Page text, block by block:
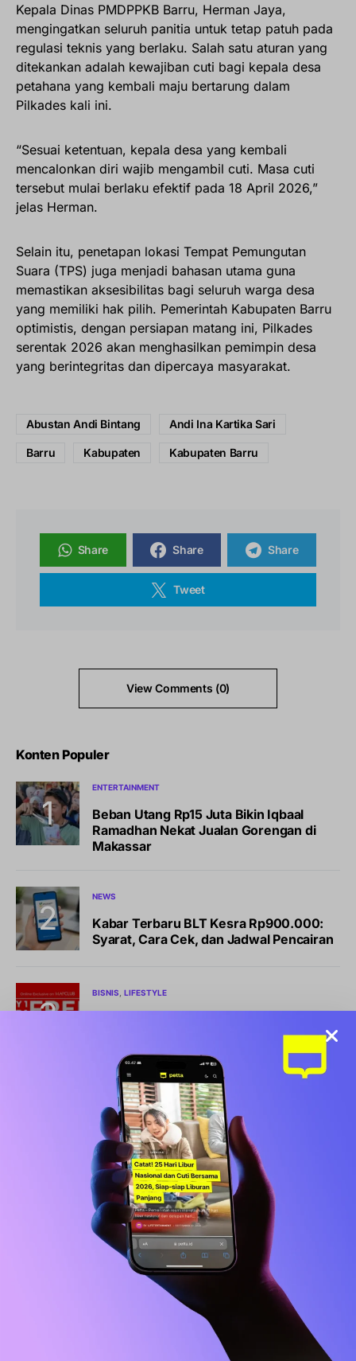
Kepala Dinas PMDPPKB Barru, Herman Jaya,
mengingatkan seluruh panitia untuk tetap patuh pada
regulasi teknis yang berlaku. Salah satu aturan yang
ditekankan adalah kewajiban cuti bagi kepala desa
petahana yang kembali maju bertarung dalam
Pilkades kali ini.
“Sesuai ketentuan, kepala desa yang kembali
mencalonkan diri wajib mengambil cuti. Masa cuti
tersebut mulai berlaku efektif pada 18 April 2026,”
jelas Herman.
Selain itu, penetapan lokasi Tempat Pemungutan
Suara (TPS) juga menjadi bahasan utama guna
memastikan aksesibilitas bagi seluruh warga desa
yang memiliki hak pilih. Pemerintah Kabupaten Barru
optimistis, dengan persiapan matang ini, Pilkades
serentak 2026 akan menghasilkan pemimpin desa
yang berintegritas dan dipercaya masyarakat.
Abustan Andi Bintang Andi Ina Kartika Sari
Barru Kabupaten Kabupaten Barru
Share Share Share
Tweet
View Comments (0)
Konten Populer
ENTERTAINMENT
Beban Utang Rp15 Juta Bikin Iqbaal
Ramadhan Nekat Jualan Gorengan di
Makassar
NEWS
Kabar Terbaru BLT Kesra Rp900.000:
Syarat, Cara Cek, dan Jadwal Pencairan
BISNIS LIFESTYLE
OLAHRAGA
Debut Manis Mitchell Baker, Hattrick
Bawa Indonesia Gulung Kamboja 5-1
NEWS
Pemkot Makassar Tunda Sanksi
Pemilahan Sampah, Pilih Cara Ini Dulu